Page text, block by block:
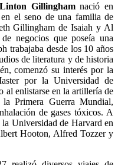
Gillinghamnació en
el seno de una familia de
Gillingham de Isaiah y Al
negocios que poseía una
trabajaba desde los 10 años
de literatura y de historia
comenzó su interés por la
por la Universidad de
al enlistarse en la artillería de
Primera Guerra Mundial,
de gases tóxicos. A
Universidad de Harvard en
Hooton, Alfred Tozzer y